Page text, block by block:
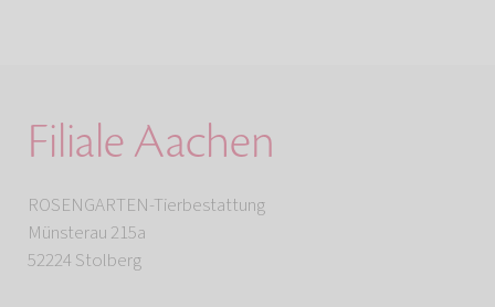
Filiale Aachen
ROSENGARTEN-Tierbestattung
Münsterau 215a
52224 Stolberg